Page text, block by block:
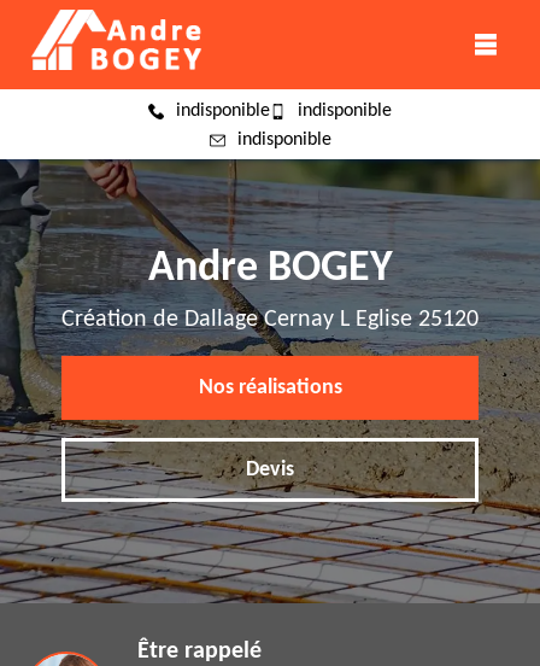
indisponible
indisponible
indisponible
Andre BOGEY
Création de Dallage Cernay L Eglise 25120
Nos réalisations
Devis
Être rappelé